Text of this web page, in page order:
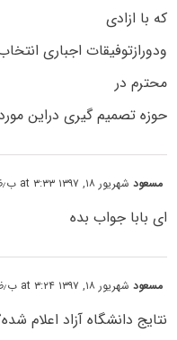
که با ازادی
ودورازتوفیقات اجباری
محترم در
حوزه تصمیم گیری دراین
مسعودشهریور ۱۸, ۱۳۹۷ at ۳:۳۳ ب٫ظ
ای بابا جواب بده
مسعودشهریور ۱۸, ۱۳۹۷ at ۳:۲۴ ب٫ظ
نتایج دانشگاه آزاد اعلام